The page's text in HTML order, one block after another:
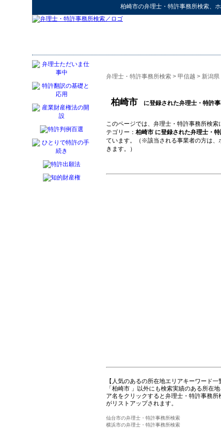
柏崎市の弁理士・特許事務所検索、
弁理士・特許事務所検索 > 甲信越 > 新潟県
柏崎市 に登録された弁理士・特許
このページでは、弁理士・特許事務所検
テゴリー： 柏崎市 に登録された弁理士・
ています。（※該当される事業者の方は、
きます。）
【人気のあるの所在地エリアキーワード一
「柏崎市 」以外にも検索実績のある所在
ア名をクリックすると弁理士・特許事務
がリストアップされます。
仙台市の弁理士・特許事務所検索
横浜市の弁理士・特許事務所検索